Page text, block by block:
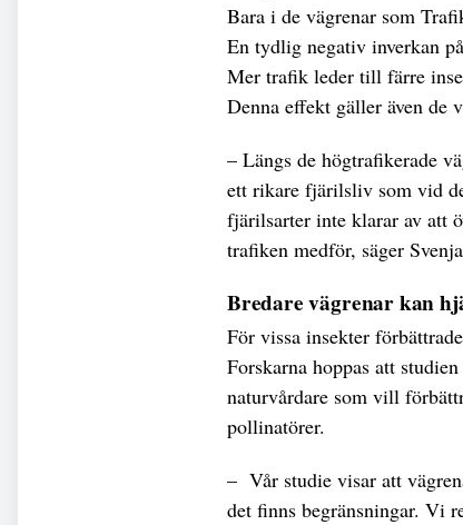
Bara i de vägrenar som
En tydlig negativ inverkan
Mer trafik leder till färre
Denna effekt gäller även de
– Längs de högtrafikerade
ett rikare fjärilsliv som vid
fjärilsarter inte klarar av att
trafiken medför, säger
Bredare vägrenar kan
För vissa insekter
Forskarna hoppas att
naturvårdare som vill
pollinatörer.
– Vår studie visar att
det finns begränsningar. Vi